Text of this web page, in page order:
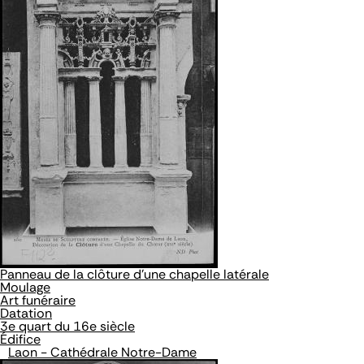
Panneau de la clôture d'une chapelle latérale
Moulage
Art funéraire
Datation
3e quart du 16e siècle
Édifice
Laon - Cathédrale Notre-Dame